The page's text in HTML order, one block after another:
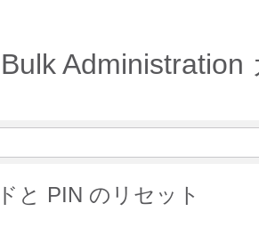
と PIN のリセット